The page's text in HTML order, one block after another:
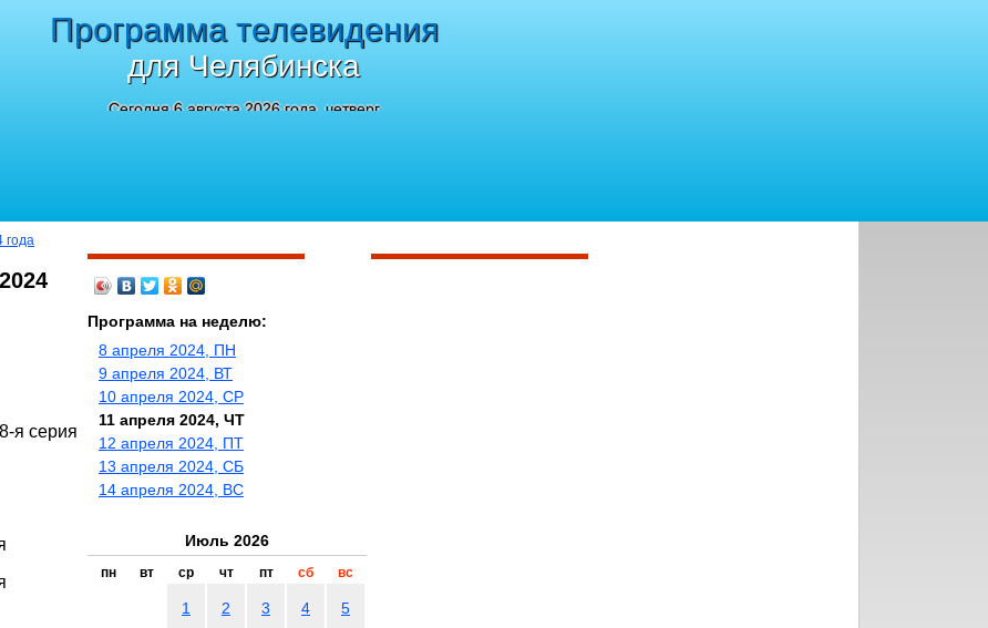
Программа телевидения
для Челябинска
Сегодня 6 августа 2026 года, четверг
года
я серия
Программа на неделю:
8 апреля 2024, ПН
9 апреля 2024, ВТ
10 апреля 2024, СР
11 апреля 2024, ЧТ
12 апреля 2024, ПТ
13 апреля 2024, СБ
14 апреля 2024, ВС
Июль 2026
пн вт ср чт пт сб вс
1 2 3 4 5